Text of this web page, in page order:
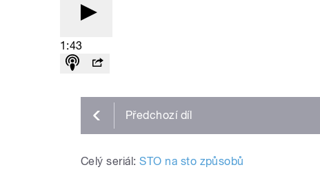
1:43
Předchozí díl
Celý seriál: STO na sto způsobů